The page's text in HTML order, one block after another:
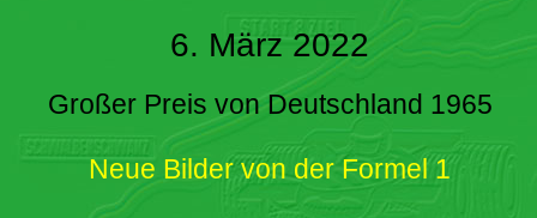
6. März 2022
Großer Preis von Deutschland 1965
Neue Bilder von der Formel 1